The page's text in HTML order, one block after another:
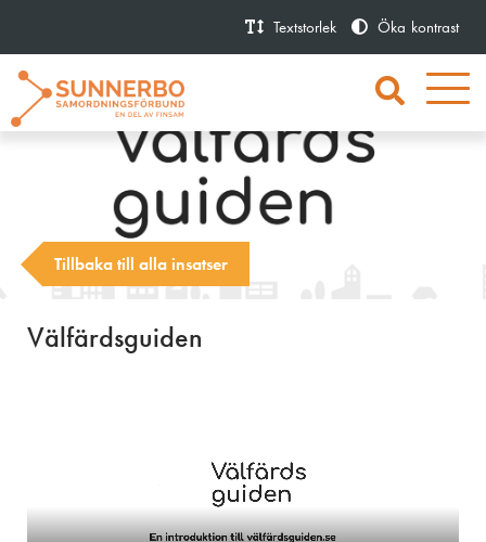
Textstorlek Öka kontrast
Tillbaka till alla insatser
Välfärdsguiden